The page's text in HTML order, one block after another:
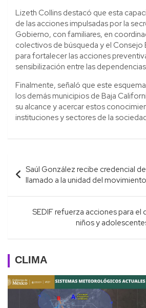
Lizeth Collins destacó que esta
de las acciones impulsadas por la
Gobierno, con familiares, en
colectivos de búsqueda y el Consejo
para fortalecer las acciones
sensibilización entre las
Finalmente, señaló que este
los demás municipios de Baja
su alcance y acercar estos
instituciones y sectores de la
Navegación
de
entradas
Saúl González recibe credencial
llamado a la unidad del movimiento
SEDIF refuerza acciones para el
niños y
CLIMA